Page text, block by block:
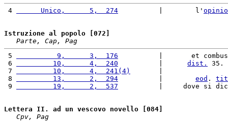
4
      Unico,      5,  274
          |        l'
Istruzione al popolo [072]
Parte, Cap, Pag
5
          9,      3,  176
|       et
6
         10,      4,  240
dist.
7
         10,      4,  241(4)
8
         13,      2,  294
eod .
9
         19,      2,  537
|     dove si
Lettera II. ad un vescovo novello [084]
Cpv, Pag